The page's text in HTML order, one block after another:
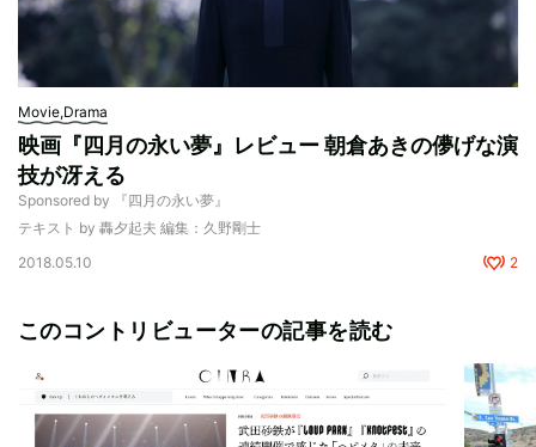
Movie,Drama
映画『四月の永い夢』レビュー 朝倉あきの儚げな演
技が冴える
Sponsored by 『四月の永い夢』
テキスト by 轟夕起夫 編集：久野剛士
2018.05.10
2
このコントリビューターの記事を読む